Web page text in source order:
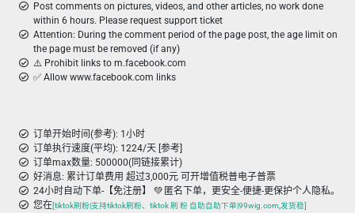
Post comments on pictures, videos, and other articles, no work done
within 6 hours. Please request support ticket
Attention: During the comment period of the page post, the age limit on
the page must be removed (if any)
⚠️ Prohibit links to m.facebook.com
✅ Allow www.facebook.com links
订单开始时间(参考): 1小时
订单执行速度(平均): 1224/天 [参考]
订单max数量: 500000(同链接累计)
好消息: 累计订单费用 超过3,000元 可开增值税普电子普票
24小时自动下单-【免注册】 💚 匿名下单，更安全-便捷-更保护个人隐私。
您在[tiktok刷粉|支持tiktok刷粉、tiktok 刷 粉 自助自助下单|99wig.com,发货稳]